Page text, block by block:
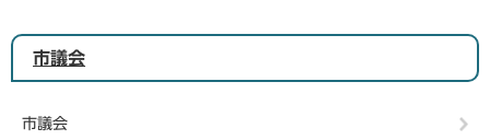
市議会
市議会